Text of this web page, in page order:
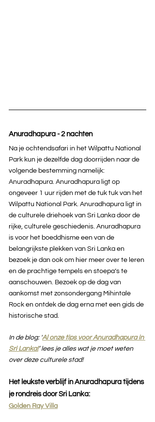
Anuradhapura - 2 nachten
Na je ochtendsafari in het Wilpattu National
Park kun je dezelfde dag doorrijden naar de
volgende bestemming namelijk:
Anuradhapura. Anuradhapura ligt op
ongeveer 1 uur rijden met de tuk tuk van het
Wilpattu National Park. Anuradhapura ligt in
de culturele driehoek van Sri Lanka door de
rijke, culturele geschiedenis. Anuradhapura
is voor het boeddhisme een van de
belangrijkste plekken van Sri Lanka en
bezoek je dan ook om hier meer over te leren
en de prachtige tempels en stoepa’s te
aanschouwen. Bezoek op de dag van
aankomst met zonsondergang Mihintale
Rock en ontdek de dag erna met een gids de
historische stad.
In de blog: 'Al onze tips voor Anuradhapura in
Sri Lanka!’ lees je alles wat je moet weten
over deze culturele stad!
Het leukste verblijf in Anuradhapura tijdens
je rondreis door Sri Lanka:
Golden Ray Villa